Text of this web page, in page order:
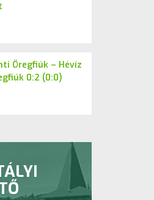
Öregfiúk – Hévíz
0:2 (0:0)